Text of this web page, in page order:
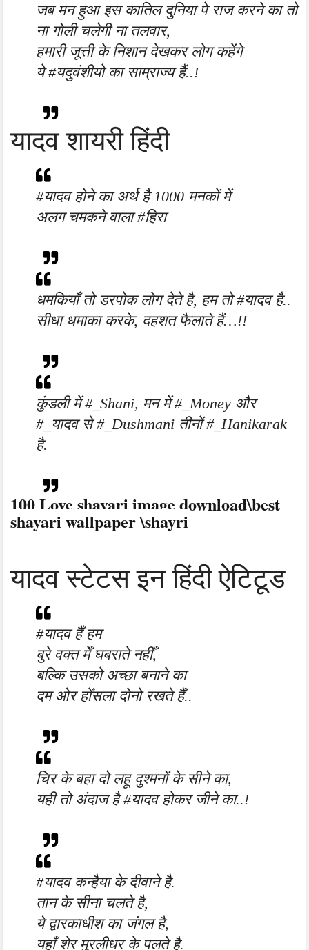
जब मन हुआ इस कातिल दुनिया पे राज करने का तो
ना गोली चलेगी ना तलवार,
हमारी जूत्ती के निशान देखकर लोग कहेंगे
ये #यदुवंशीयो का साम्राज्य हैं..!
यादव शायरी हिंदी
#यादव होने का अर्थ है 1000 मनकों में
अलग चमकने वाला #हिरा
धमकियाँ तो डरपोक लोग देते है, हम तो #यादव है..
सीधा धमाका करके, दहशत फैलाते हैं…!!
कुंडली में #_Shani, मन में #_Money और
#_यादव से #_Dushmani तीनों #_Hanikarak
है.
100 Love shayari image download\best
shayari wallpaper \shayri
यादव स्टेटस इन हिंदी ऐटिटूड
#यादव हैँ हम
बुरे वक्त मेँ घबराते नहीँ,
बल्कि उसको अच्छा बनाने का
दम ओर होँसला दोनो रखते हैँ..
चिर के बहा दो लहू दुश्मनों के सीने का,
यही तो अंदाज है #यादव होकर जीने का..!
#यादव कन्हैया के दीवाने है.
तान के सीना चलते है,
ये द्वारकाधीश का जंगल है,
यहाँ शेर मुरलीधर के पलते है.